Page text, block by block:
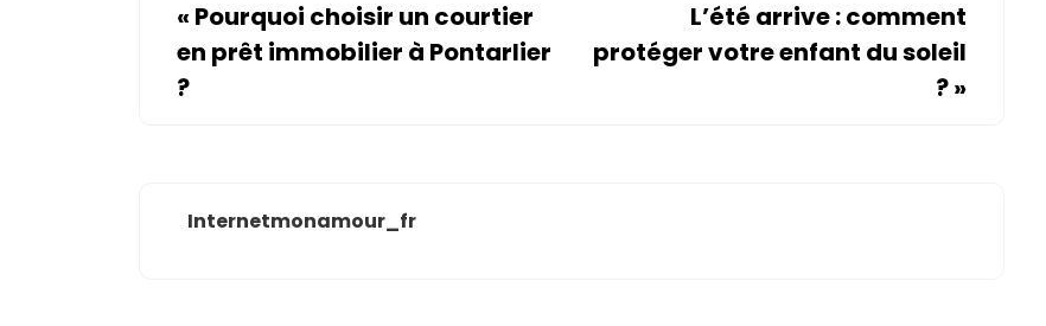
« Pourquoi choisir un courtier
en prêt immobilier à Pontarlier
?
L’été arrive : comment
protéger votre enfant du soleil
?»
Internetmonamour_fr